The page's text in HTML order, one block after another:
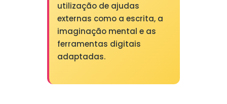
utilização de ajudas
externas como a escrita, a
imaginação mental e as
ferramentas digitais
adaptadas.